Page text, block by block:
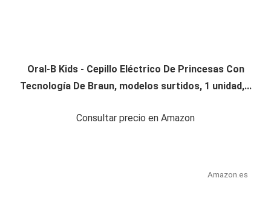
Oral-B Kids - Cepillo Eléctrico De Princesas Con
Tecnología De Braun, modelos surtidos, 1 unidad,...
Consultar precio en Amazon
Amazon.es